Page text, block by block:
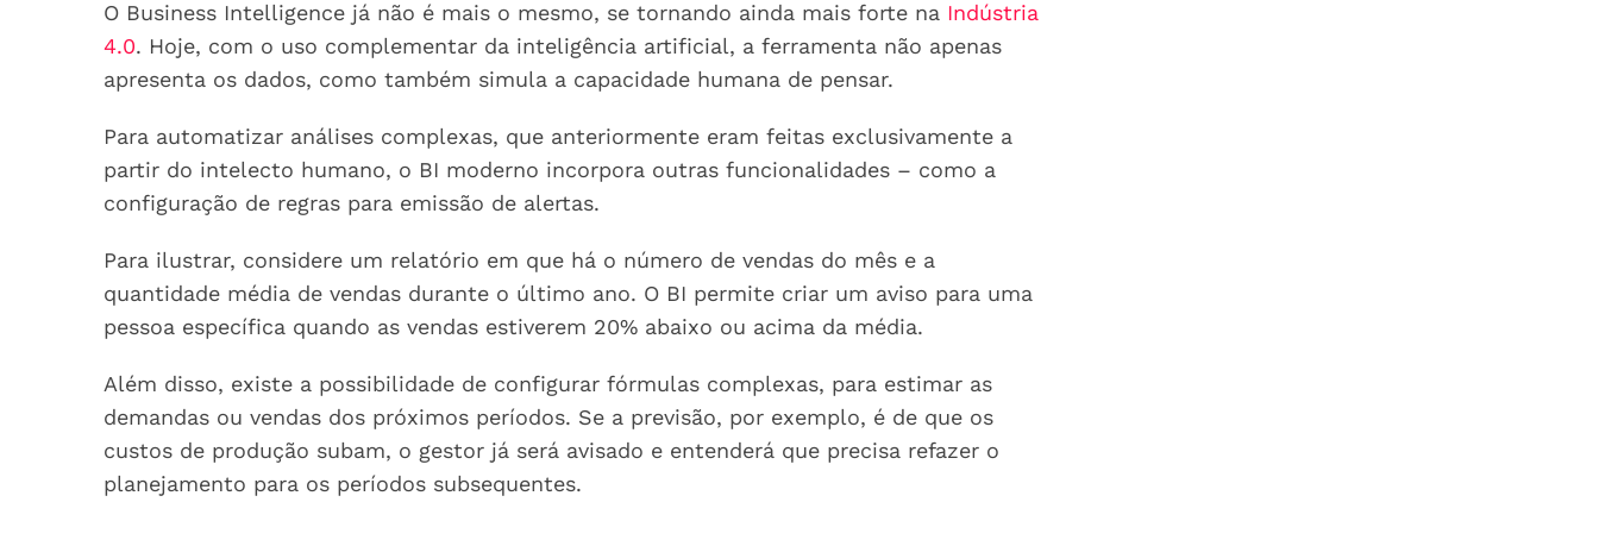
O Business Intelligence já não é mais o mesmo, se tornando ainda mais forte na Indústria
4.0. Hoje, com o uso complementar da inteligência artificial, a ferramenta não apenas
apresenta os dados, como também simula a capacidade humana de pensar.
Para automatizar análises complexas, que anteriormente eram feitas exclusivamente a
partir do intelecto humano, o BI moderno incorpora outras funcionalidades – como a
configuração de regras para emissão de alertas.
Para ilustrar, considere um relatório em que há o número de vendas do mês e a
quantidade média de vendas durante o último ano. O BI permite criar um aviso para uma
pessoa específica quando as vendas estiverem 20% abaixo ou acima da média.
Além disso, existe a possibilidade de configurar fórmulas complexas, para estimar as
demandas ou vendas dos próximos períodos. Se a previsão, por exemplo, é de que os
custos de produção subam, o gestor já será avisado e entenderá que precisa refazer o
planejamento para os períodos subsequentes.